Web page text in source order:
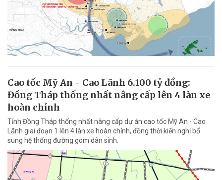
Cao tốc Mỹ An - Cao Lãnh 6.100 tỷ đồng:
Đồng Tháp thống nhất nâng cấp lên 4 làn xe
hoàn chỉnh
Tỉnh Đồng Tháp thống nhất nâng cấp dự án cao tốc Mỹ An - Cao
Lãnh giai đoạn 1 lên 4 làn xe hoàn chỉnh, đồng thời kiến nghị bổ
sung hệ thống đường gom dân sinh.